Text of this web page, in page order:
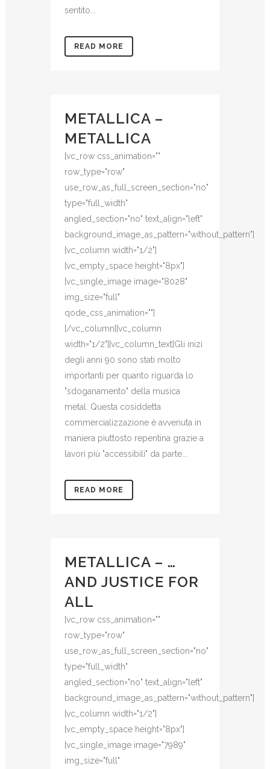
sentito...
READ MORE
METALLICA –
METALLICA
[vc_row css_animation=""
row_type="row"
use_row_as_full_screen_section="no"
type="full_width"
angled_section="no" text_align="left"
background_image_as_pattern="without_pattern"]
[vc_column width="1/2"]
[vc_empty_space height="8px"]
[vc_single_image image="8028"
img_size="full"
qode_css_animation=""]
[/vc_column][vc_column
width="1/2"][vc_column_text]Gli inizi
degli anni 90 sono stati molto
importanti per quanto riguarda lo
"sdoganamento" della musica
metal. Questa cosiddetta
commercializzazione è avvenuta in
maniera piuttosto repentina grazie a
lavori più "accessibili" da parte...
READ MORE
METALLICA – …
AND JUSTICE FOR
ALL
[vc_row css_animation=""
row_type="row"
use_row_as_full_screen_section="no"
type="full_width"
angled_section="no" text_align="left"
background_image_as_pattern="without_pattern"]
[vc_column width="1/2"]
[vc_empty_space height="8px"]
[vc_single_image image="7989"
img_size="full"